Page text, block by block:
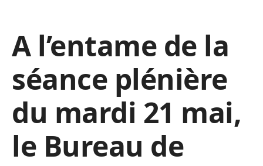
A l’entame de la
séance plénière
du mardi 21 mai,
le Bureau de